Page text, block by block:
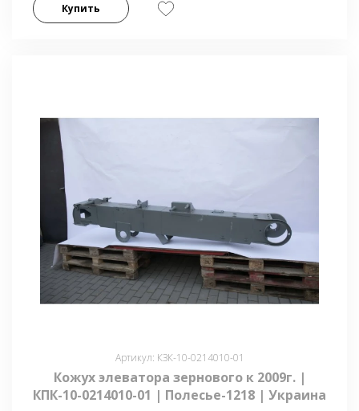
Купить
Артикул: КЗК-10-0214010-01
Кожух элеватора зернового к 2009г. |
КПК-10-0214010-01 | Полесье-1218 | Украина